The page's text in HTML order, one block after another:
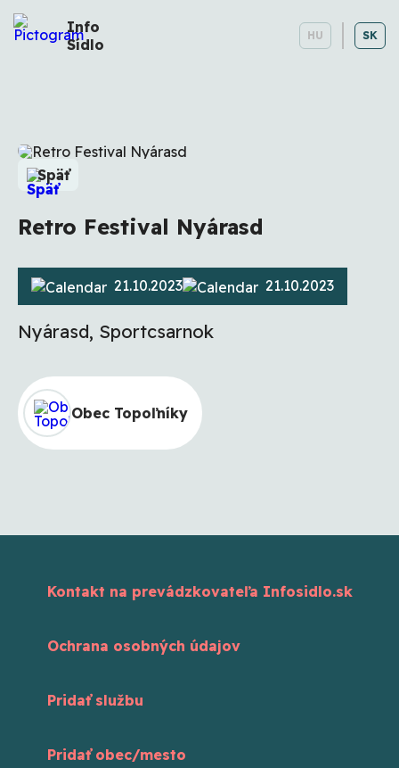
Info
Sídlo
HU SK
Späť
Retro Festival Nyárasd
21.10.2023 21.10.2023
Nyárasd, Sportcsarnok
Obec Topoľníky
Kontakt na prevádzkovateľa Infosidlo.sk
Ochrana osobných údajov
Pridať službu
Pridať obec/mesto